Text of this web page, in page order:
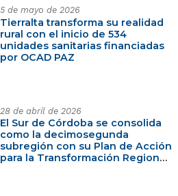
5 de mayo de 2026
Tierralta transforma su realidad
rural con el inicio de 534
unidades sanitarias financiadas
por OCAD PAZ
28 de abril de 2026
El Sur de Córdoba se consolida
como la decimosegunda
subregión con su Plan de Acción
para la Transformación Regional